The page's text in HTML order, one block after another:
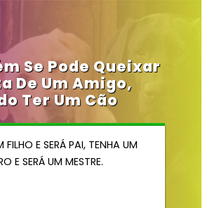
Se Pode Queixar
De Um Amigo,
Ter Um Cão
FILHO E SERÁ PAI, TENHA UM
E SERÁ UM MESTRE.